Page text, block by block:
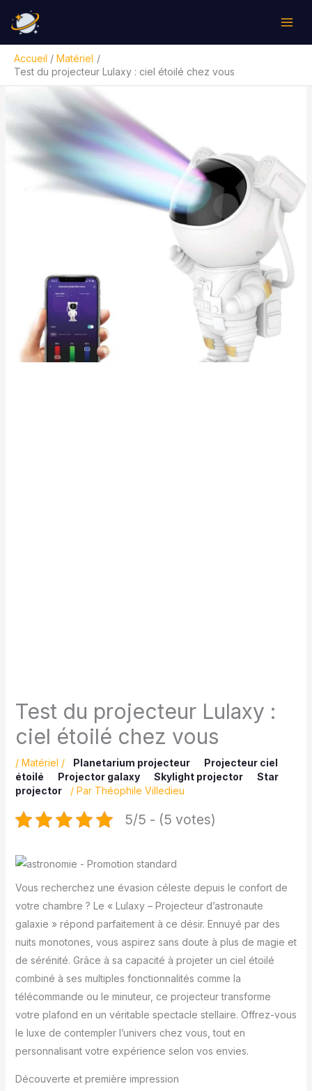
contenu
Accueil
Matériel
Test du projecteur Lulaxy : ciel étoilé chez vous
Test du projecteur Lulaxy :
ciel étoilé chez vous
/ Matériel / Planetarium projecteur
Projecteur ciel
étoilé
Projector galaxy Skylight projector
Star
projector
/ Par Théophile Villedieu
5/5 - (5 votes)
Vous recherchez une évasion céleste depuis le confort de
votre chambre ? Le « Lulaxy – Projecteur d’astronaute
galaxie » répond parfaitement à ce désir. Ennuyé par des
nuits monotones, vous aspirez sans doute à plus de magie et
de sérénité. Grâce à sa capacité à projeter un ciel étoilé
combiné à ses multiples fonctionnalités comme la
télécommande ou le minuteur, ce projecteur transforme
votre plafond en un véritable spectacle stellaire. Offrez-vous
le luxe de contempler l’univers chez vous, tout en
personnalisant votre expérience selon vos envies.
Découverte et première impression
Rechercher